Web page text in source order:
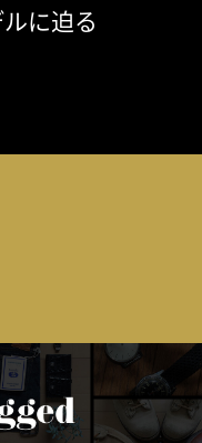
に迫る